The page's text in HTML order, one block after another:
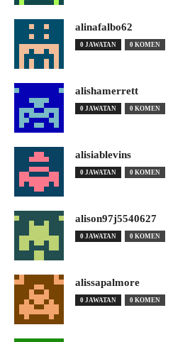
alinafalbo62
0 JAWATAN 0 KOMEN
alishamerrett
0 JAWATAN 0 KOMEN
alisiablevins
0 JAWATAN 0 KOMEN
alison97j5540627
0 JAWATAN 0 KOMEN
alissapalmore
0 JAWATAN 0 KOMEN